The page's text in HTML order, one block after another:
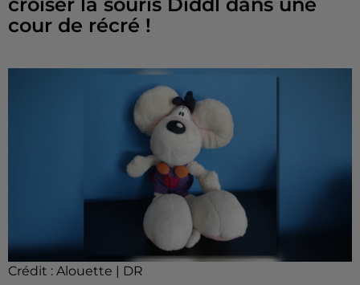
cour de récré !
Crédit : Alouette | DR